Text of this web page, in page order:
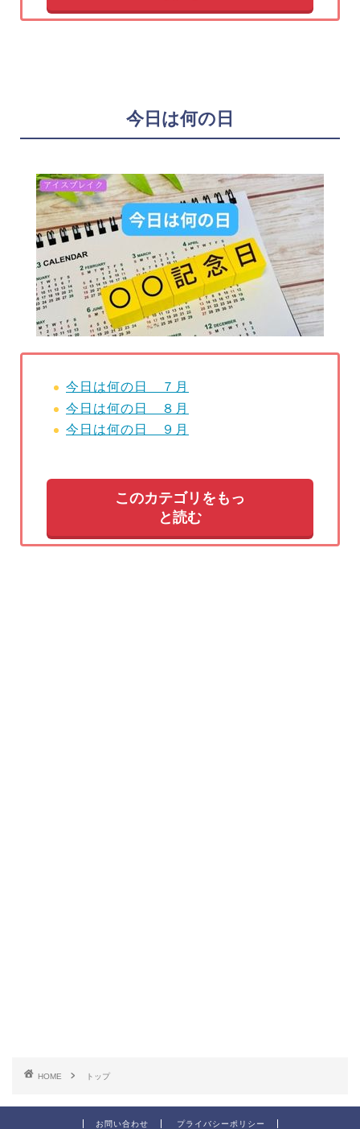
今日は何の日
今日は何の日 ７月
今日は何の日 ８月
今日は何の日 ９月
このカテゴリをもっ
と読む
HOME トップ
お問い合わせ プライバシーポリシー